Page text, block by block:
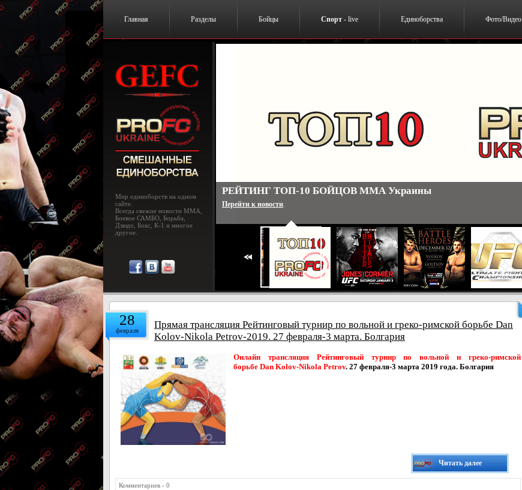
Главная Разделы Бойцы Спорт - live Единоборства Фото/Видео
Мир единоборств на одном
сайте.
Всегда свежие новости MMA,
Боевое САМБО, Борьба,
Дзюдо, Бокс, К-1 и многое
другое.
РЕЙТИНГ ТОП-10 БОЙЦОВ ММА Украины
Перейти к новости.
28
февраля
Прямая трансляция Рейтинговый турнир по вольной и греко-римской борьбе Dan
Kolov-Nikola Petrov-2019. 27 февраля-3 марта. Болгария
Онлайн трансляция Рейтинговый турнир по вольной и греко-римской
борьбе Dan Kolov-Nikola Petrov. 27 февраля-3 марта 2019 года. Болгария
Читать далее
Комментариев - 0